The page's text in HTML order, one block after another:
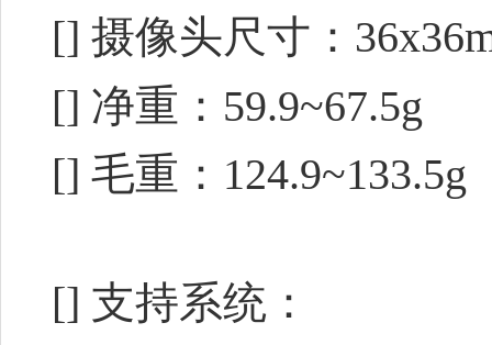
[] 摄像头尺寸：
[] 净重：59.9~67.5g
[] 毛重：124.9~133.5g
[] 支持系统：